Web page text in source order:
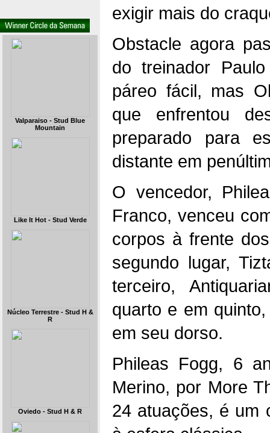
Valparaiso - Stud Blue
Mountain
Like It Hot - Stud Verde
Núcleo Terrestre - Stud H &
R
Oviedo - Stud H & R
exigir mais do
Obstacle agora
do treinador
páreo fácil, mas
que enfrentou
preparado para
distante em
O vencedor,
Franco, venceu
corpos à frente
segundo lugar,
terceiro,
quarto e em
em seu dorso.
Phileas Fogg, 6
Merino, por More
24 atuações, é um